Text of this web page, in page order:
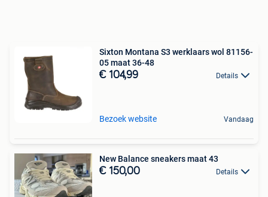
Sixton Montana S3 werklaars wol 81156-
05 maat 36-48
€ 104,99 Details
Bezoek website Vandaag
New Balance sneakers maat 43
€ 150,00 Details